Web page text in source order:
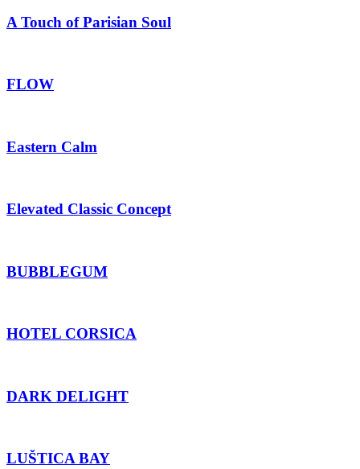
A Touch of Parisian Soul
FLOW
Eastern Calm
Elevated Classic Concept
BUBBLEGUM
HOTEL CORSICA
DARK DELIGHT
LUŠTICA BAY